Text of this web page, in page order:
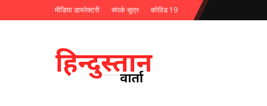
मीडिया डायरेक्टरी संपर्क सूत्र कोविड 19